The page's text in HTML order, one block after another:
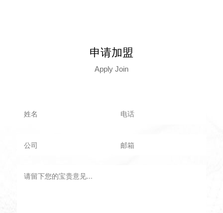
申请加盟
Apply Join